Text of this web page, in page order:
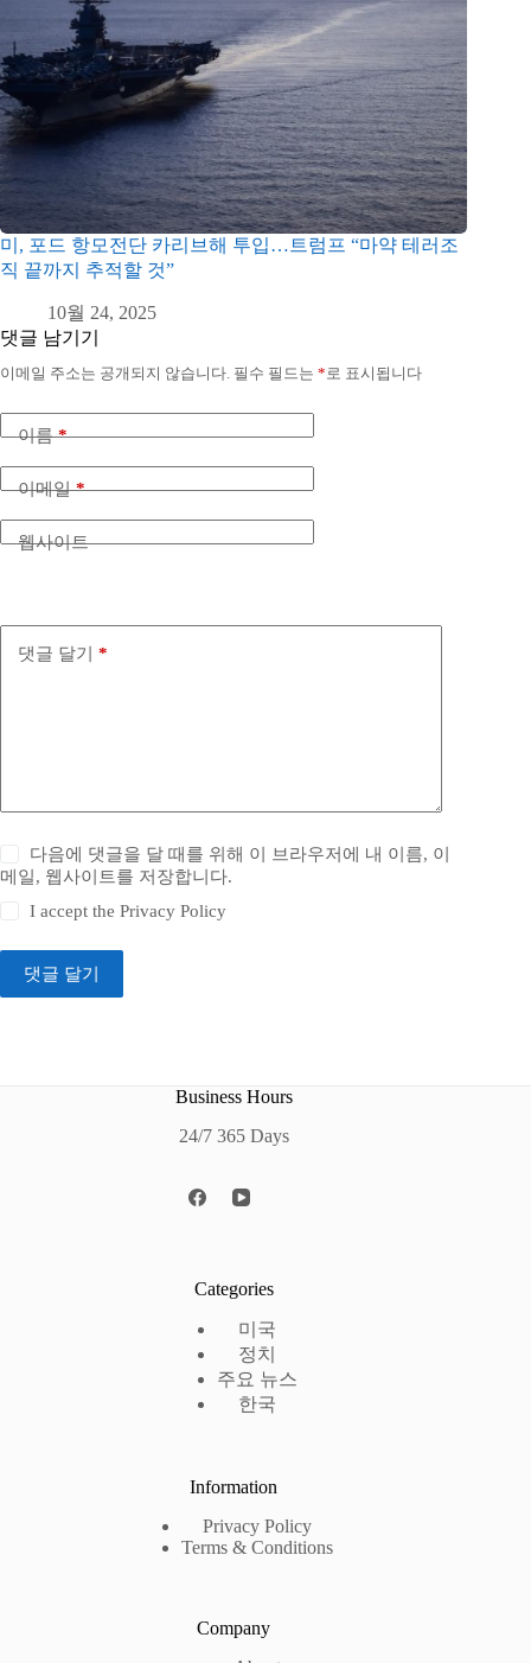
미, 포드 항모전단 카리브해 투입…트럼프 “마약 테러조
직 끝까지 추적할 것”
10월 24, 2025
댓글 남기기
이메일 주소는 공개되지 않습니다. 필수 필드는 * 로 표시됩니다
이름*
이메일*
웹사이트
댓글 달기 *
다음에 댓글을 달 때를 위해 이 브라우저에 내 이름, 이
메일, 웹사이트를 저장합니다.
I accept thePrivacy Policy
댓글 달기
Business Hours
24/7 365 Days
Categories
미국
정치
주요 뉴스
한국
Information
Privacy Policy
Terms & Conditions
Company